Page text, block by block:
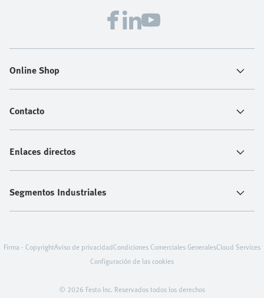
Online Shop
Contacto
Enlaces directos
Segmentos Industriales
© 2026 Festo Inc. Reservados todos los derechos
Firma - CopyrightAviso de privacidadCondiciones Comerciales GeneralesCloud Services
Configuración de las cookies